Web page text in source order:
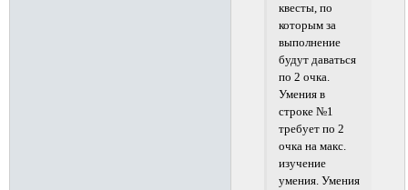
квесты, по
которым за
выполнение
будут даваться
по 2 очка.
Умения в
строке №1
требует по 2
очка на макс.
изучение
умения. Умения